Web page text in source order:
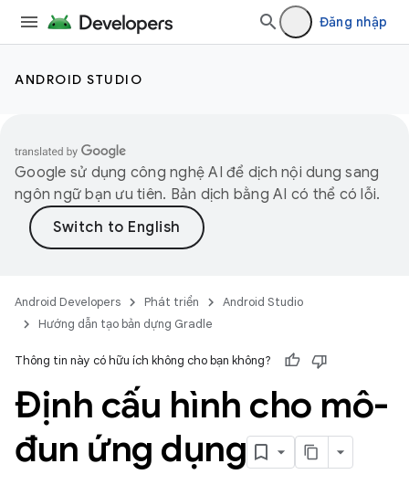
Đăng nhập
ANDROID STUDIO
Google sử dụng công nghệ AI để dịch nội dung sang
ngôn ngữ bạn ưu tiên. Bản dịch bằng AI có thể có lỗi.
Android Developers Phát triển
Android Studio
Hướng dẫn tạo bản dựng Gradle
Thông tin này có hữu ích không cho bạn không?
Định cấu hình cho mô-
đun ứng dụng